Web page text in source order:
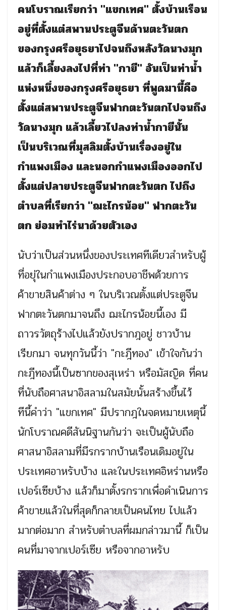
คนโบราณเรียกว่า "แขกเทศ" ตั้งบ้านเรือน
อยู่ที่ตั้งแต่สพานประตูจีนด้านตะวันตก
ของกรุงศรีอยุธยาไปจนถึงหลังวัดนางมุก
แล้วก็เลี้ยงลงไปที่ท่า "กายี" อันเป็นท่าน้ำ
แห่งหนึ่งของกรุงศรีอยุธยา ที่พูดมานี้คือ
ตั้งแต่สพานประตูจีนฟากตะวันตกไปจนถึง
วัดนางมุก แล้วเลี้ยวไปลงท่าน้ำกายีนั้น
เป็นบริเวณที่มุสลิมตั้งบ้านเรื่องอยู่ใน
กำแพงเมือง และนอกกำแพงเมืองออกไป
ตั้งแต่ปลายประตูจีนฟากตะวันตก ไปถึง
ตำบลที่เรียกว่า "ฌะไกรน้อย" ฟากตะวัน
ตก ย่อมทำไร่นาด้วยตัวเอง
นับว่าเป็นส่วนหนึ่งของประเทศทีเดียวสำหรับผู้
ที่อยุ่ในกำแพงเมืองประกอบอาชีพด้วยการ
ค้าขายสินค้าต่าง ๆ ในบริเวณตั้งแต่ประตูจีน
ฟากตะวันตกมาจนถึง ฌะไกรน้อยนี้เอง มี
ถาวรวัตถุร้างไปแล้วยังปรากฎอยู่ ชาวบ้าน
เรียกมา จนทุกวันนี้ว่า "กะฎีทอง" เข้าใจกันว่า
กะฎีทองนี้เป็นซากของสุเหร่า หรือมัสญิด ที่คน
ที่นับถือศาสนาอิสลามในสมัยนั้นสร้างขึ้นไว้
ทีนี้คำว่า "แขกเทศ" มีปรากฎในจดหมายเหตุนี้
นักโบราณคดีสันนิฐานกันว่า จะเป็นผู้นับถือ
ศาสนาอิสลามที่มีรกรากบ้านเรือนเดิมอยู่ใน
ประเทศอาหรับบ้าง และในประเทศอิหร่านหรือ
เปอร์เซียบ้าง แล้วก็มาตั้งรกรากเพื่อดำเนินการ
ค้าขายแล้วในที่สุดก็กลายเป็นคนไทย ไปแล้ว
มากต่อมาก สำหรับตำบลที่ผมกล่าวมานี้ ก็เป็น
คนที่มาจากเปอร์เซีย หรือจากอาหรับ